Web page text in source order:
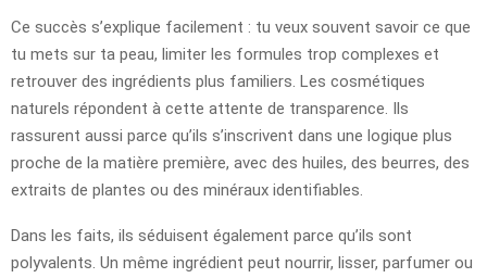
Ce succès s’explique facilement : tu veux souvent savoir ce que
tu mets sur ta peau, limiter les formules trop complexes et
retrouver des ingrédients plus familiers. Les cosmétiques
naturels répondent à cette attente de transparence. Ils
rassurent aussi parce qu’ils s’inscrivent dans une logique plus
proche de la matière première, avec des huiles, des beurres, des
extraits de plantes ou des minéraux identifiables.
Dans les faits, ils séduisent également parce qu’ils sont
polyvalents. Un même ingrédient peut nourrir, lisser, parfumer ou